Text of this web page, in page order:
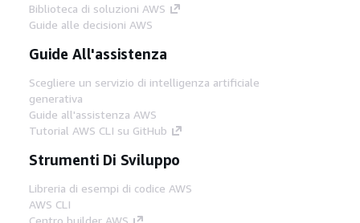
Biblioteca di soluzioni AWS
Guide alle decisioni AWS
Guide All'assistenza
Scegliere un servizio di intelligenza artificiale
generativa
Guide all'assistenza AWS
Tutorial AWS CLI su GitHub
Strumenti Di Sviluppo
Libreria di esempi di codice AWS
AWS CLI
Centro builder AWS